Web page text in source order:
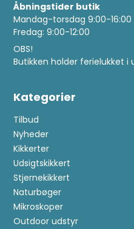
Åbningstider butik
Mandag-torsdag 9:00-16:00
Fredag: 9:00-12:00
OBS!
Butikken holder ferielukket i
Kategorier
Tilbud
Nyheder
Kikkerter
Udsigtskikkert
Stjernekikkert
Naturbøger
Mikroskoper
Outdoor udstyr